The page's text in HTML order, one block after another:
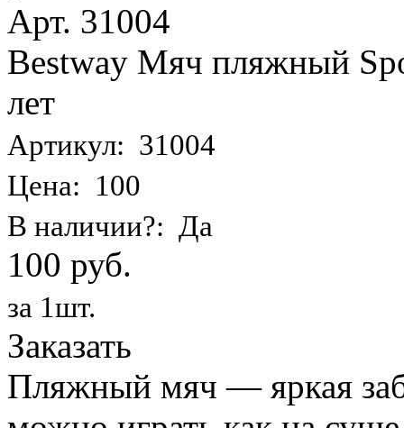
Арт. 31004
Bestway Мяч пляжный
лет
Артикул: 31004
Цена: 100
В наличии?: Да
100 руб.
за 1шт.
Заказать
Пляжный мяч — яркая